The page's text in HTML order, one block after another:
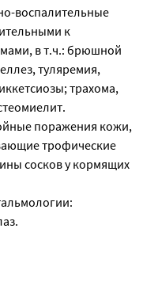
воспалительные
к
в т.ч.: брюшной
туляремия,
трахома,
поражения кожи,
трофические
сосков у кормящих